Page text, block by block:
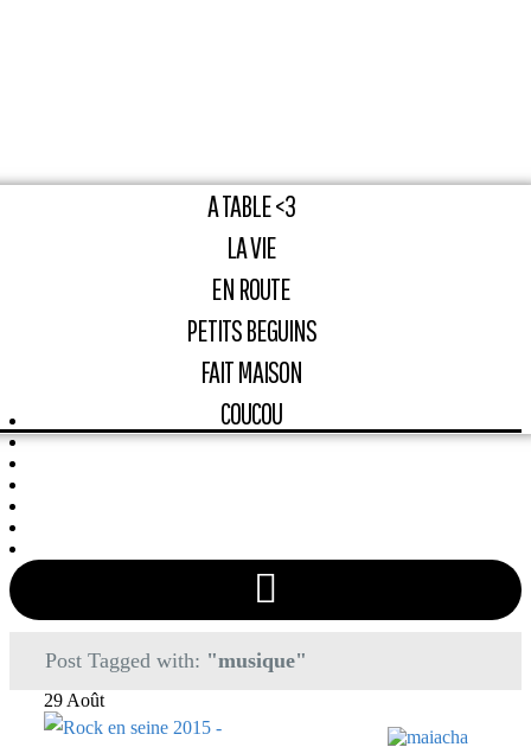
A TABLE <3
LA VIE
EN ROUTE
PETITS BEGUINS
FAIT MAISON
COUCOU
Post Tagged with: "musique"
29 Août